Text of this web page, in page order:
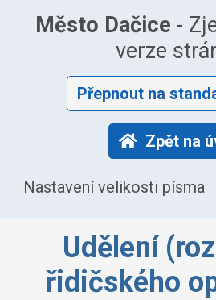
Město Dačice -
verze
Přepnout na
Zpět na
Nastavení velikosti písma
Udělení
řidičského